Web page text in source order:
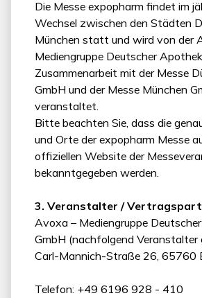
Die Messe expopharm findet im
Wechsel zwischen den Städten
München statt und wird von der
Mediengruppe Deutscher
Zusammenarbeit mit der Messe
GmbH und der Messe München
veranstaltet.
Bitte beachten Sie, dass die
und Orte der expopharm Messe
offiziellen Website der
bekanntgegeben werden.
3. Veranstalter /
Avoxa – Mediengruppe
GmbH (nachfolgend Veranstalter
Carl-Mannich-Straße 26, 65760
Telefon: +49 6196 928 - 410